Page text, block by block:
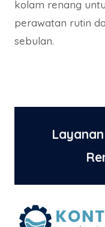
kolam renang
perawatan rutin
sebulan.